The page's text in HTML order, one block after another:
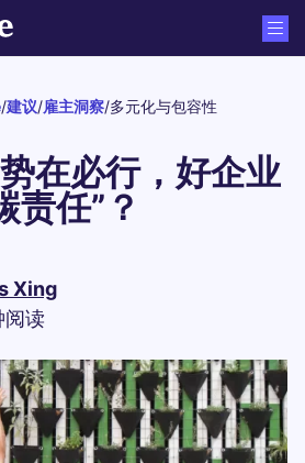
/建议/雇主洞察/多元化与包容性
在必行，好企业
责任”？
Xing
阅读